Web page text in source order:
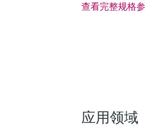
查看完整规格
应用领域